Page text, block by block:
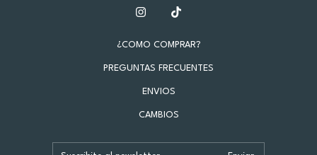
¿COMO COMPRAR?
PREGUNTAS FRECUENTES
ENVIOS
CAMBIOS